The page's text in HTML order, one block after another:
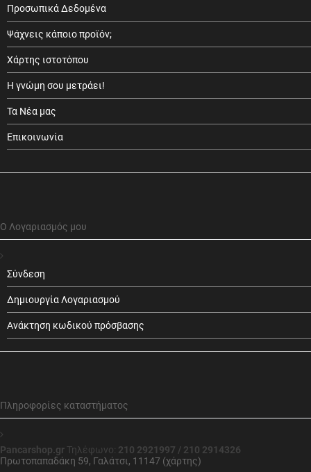
Προσωπικά Δεδομένα
Ψάχνεις κάποιο προϊόν;
Χάρτης ιστοτόπου
Η γνώμη σου μετράει!
Τα Νέα μας
Επικοινωνία
Ο Λογαριασμός μου
Σύνδεση
Δημιουργία Λογαριασμού
Ανάκτηση κωδικού πρόσβασης
Πληροφορίες καταστήματος
Pancarshop.gr Τηλέφωνο: 210 2921997 / 210 2914326
Πρωτοπαπαδάκη 59, Γαλάτσι, 11147 (χάρτης)